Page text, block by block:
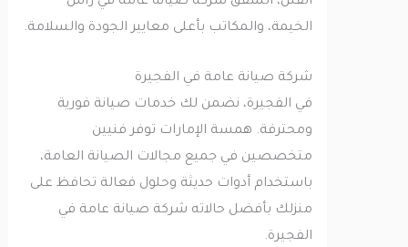
الخيمة، والمكاتب بأعلى معايير الجودة والسلامة.
شركة صيانة عامة في الفجيرة
في الفجيرة، نضمن لك خدمات صيانة فورية
ومحترفة. همسة الإمارات توفر فنيين
متخصصين في جميع مجالات الصيانة العامة،
باستخدام أدوات حديثة وحلول فعالة تحافظ على
منزلك بأفضل حالاته شركة صيانة عامة في
الفجيرة.